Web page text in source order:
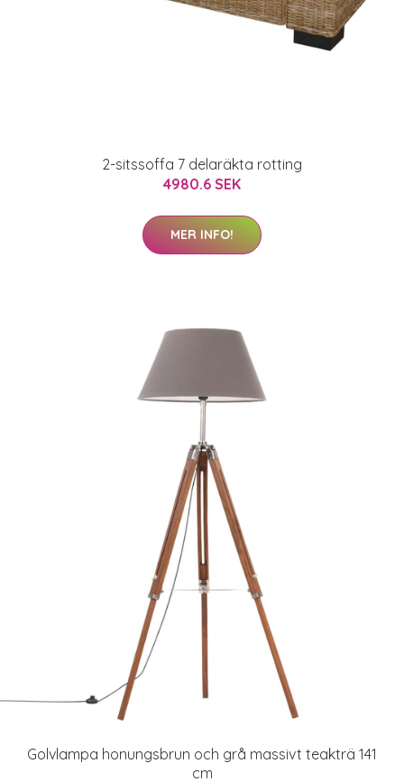
2-sitssoffa 7 delaräkta rotting
4980.6 SEK
MER INFO!
Golvlampa honungsbrun och grå massivt teakträ 141
cm